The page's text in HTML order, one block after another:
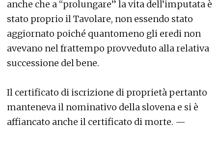
anche che a “prolungare” la vita dell’imputata è
stato proprio il Tavolare, non essendo stato
aggiornato poiché quantomeno gli eredi non
avevano nel frattempo provveduto alla relativa
successione del bene.
Il certificato di iscrizione di proprietà pertanto
manteneva il nominativo della slovena e si è
affiancato anche il certificato di morte. —